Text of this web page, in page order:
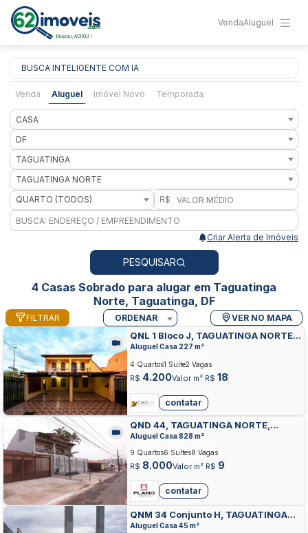
VendaAluguel
BUSCA INTELIGENTE COM IA
Venda Aluguel Imóvel Novo Temporada
CASA
DF
TAGUATINGA
TAGUATINGA NORTE
QUARTO (TODOS)
R$
Criar Alerta de Imóveis
PESQUISAR
4 Casas Sobrado para alugar em Taguatinga
Norte, Taguatinga, DF
FILTRAR ORDENAR VER NO MAPA
QNL 1 Bloco J, TAGUATINGA NORTE,
TAGUATINGA
Aluguel Casa 227 m²
R$ 4.200Valor m² R$ 18
4 Quartos1 Suíte2 Vagas
contatar
QND 44, TAGUATINGA NORTE,
TAGUATINGA
Aluguel Casa 828 m²
R$ 8.000Valor m² R$ 9
9 Quartos6 Suítes8 Vagas
contatar
QNM 34 Conjunto H, TAGUATINGA
NORTE, TAGUATINGA
Aluguel Casa 45 m²